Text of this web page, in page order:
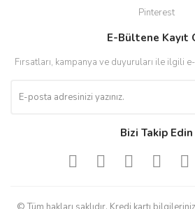
Pinterest
E-Bültene Kayıt
Fırsatları, kampanya ve duyuruları ile ilgili
Bizi Takip Edin